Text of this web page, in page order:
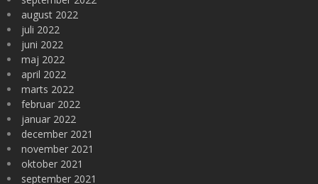
august 2022
juli 2022
juni 2022
maj 2022
april 2022
marts 2022
februar 2022
januar 2022
december 2021
november 2021
oktober 2021
september 2021